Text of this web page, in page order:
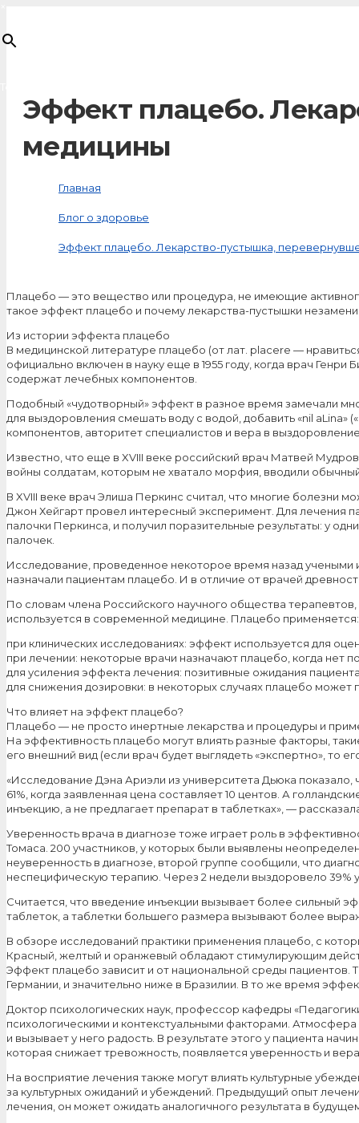
Эффект плацебо.
медицины
Главная
Блог о здоровье
Эффект плацебо. Лекарство-пустышка,
Плацебо — это вещество или процедура, не имеющие
такое эффект плацебо и почему лекарства-пустышки
Из истории эффекта плацебо
В медицинской литературе плацебо (от лат. рlасеrе —
официально включен в науку еще в 1955 году, когда врач
содержат лечебных компонентов.
Подобный «чудотворный» эффект в разное время замечали
для выздоровления смешать воду с водой, добавить «nil
компонентов, авторитет специалистов и вера в
Известно, что еще в XVIII веке российский врач Матвей
войны солдатам, которым не хватало морфия, вводили
В XVIII веке врач Элиша Перкинс считал, что многие болезни
Джон Хейгарт провел интересный эксперимент. Для лечения
палочки Перкинса, и получил поразительные результаты: у
палочек.
Исследование, проведенное некоторое время назад учеными
назначали пациентам плацебо. И в отличие от врачей
По словам члена Российского научного общества
используется в современной медицине. Плацебо применяется:
при клинических исследованиях: эффект используется для
при лечении: некоторые врачи назначают плацебо, когда нет
для усиления эффекта лечения: позитивные ожидания
для снижения дозировки: в некоторых случаях плацебо
Что влияет на эффект плацебо?
Плацебо — не просто инертные лекарства и процедуры и
На эффективность плацебо могут влиять разные факторы,
его внешний вид (если врач будет выглядеть «экспертно», то
«Исследование Дэна Ариэли из университета Дьюка показало,
61%, когда заявленная цена составляет 10 центов. А
инъекцию, а не предлагает препарат в таблетках», —
Уверенность врача в диагнозе тоже играет роль в
Томаса. 200 участников, у которых были выявлены
неуверенность в диагнозе, второй группе сообщили, что
неспецифическую терапию. Через 2 недели выздоровело 39%
Считается, что введение инъекции вызывает более сильный
таблеток, а таблетки большего размера вызывают более
В обзоре исследований практики применения плацебо, с
Красный, желтый и оранжевый обладают стимулирующим
Эффект плацебо зависит и от национальной среды
Германии, и значительно ниже в Бразилии. В то же время
Доктор психологических наук, профессор кафедры
психологическими и контекстуальными факторами.
и вызывает у него радость. В результате этого у пациента
которая снижает тревожность, появляется уверенность и
На восприятие лечения также могут влиять культурные
за культурных ожиданий и убеждений. Предыдущий опыт
лечения, он может ожидать аналогичного результата в